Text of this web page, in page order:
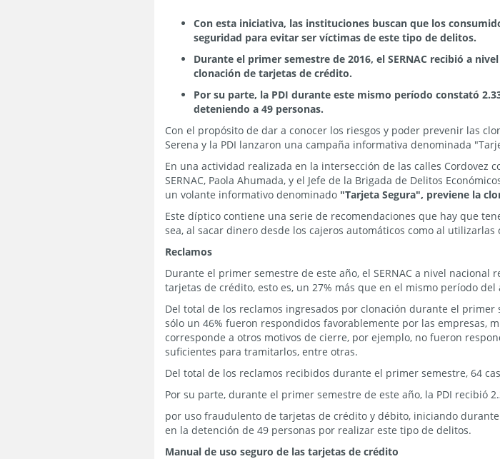
Con esta iniciativa, las instituciones buscan que los
seguridad para evitar ser víctimas de este tipo de delitos.
Durante el primer semestre de 2016, el SERNAC recibió a
clonación de tarjetas de crédito.
Por su parte, la PDI durante este mismo período constató
deteniendo a 49 personas.
Con el propósito de dar a conocer los riesgos y poder prevenir las
Serena y la PDI lanzaron una campaña informativa denominada
En una actividad realizada en la intersección de las calles Cordovez
SERNAC, Paola Ahumada, y el Jefe de la Brigada de Delitos
un volante informativo denominado "Tarjeta Segura", previene la
Este díptico contiene una serie de recomendaciones que hay que
sea, al sacar dinero desde los cajeros automáticos como al
Reclamos
Durante el primer semestre de este año, el SERNAC a nivel
tarjetas de crédito, esto es, un 27% más que en el mismo período del
Del total de los reclamos ingresados por clonación durante el
sólo un 46% fueron respondidos favorablemente por las empresas,
corresponde a otros motivos de cierre, por ejemplo, no fueron
suficientes para tramitarlos, entre otras.
Del total de los reclamos recibidos durante el primer semestre, 64
Por su parte, durante el primer semestre de este año, la PDI recibió
por uso fraudulento de tarjetas de crédito y débito, iniciando
en la detención de 49 personas por realizar este tipo de delitos.
Manual de uso seguro de las tarjetas de crédito